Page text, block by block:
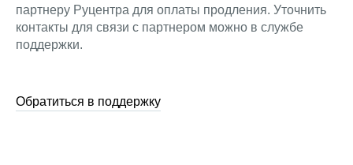
партнеру Руцентра для оплаты продления. Уточнить
контакты для связи с партнером можно в службе
поддержки.
Обратиться в поддержку